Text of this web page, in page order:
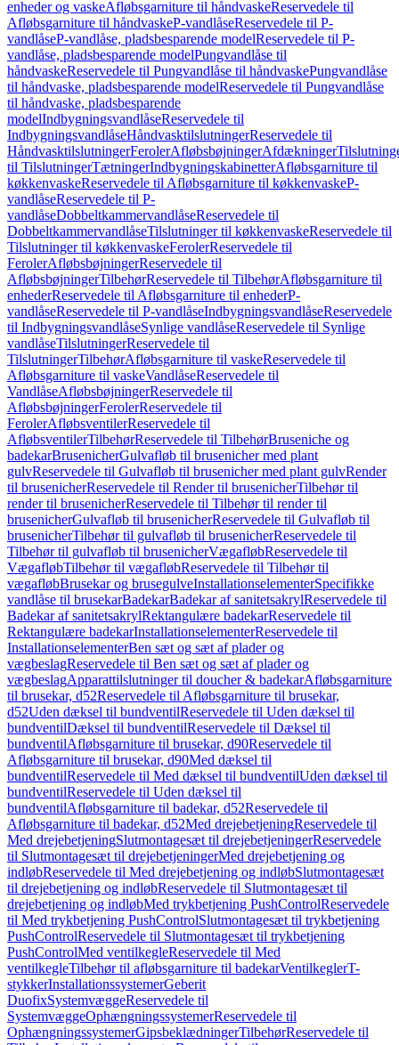
enheder og vaskeAfløbsgarniture til håndvaskeReservedele til
Afløbsgarniture til håndvaskeP-vandlåseReservedele til P-
vandlåseP-vandlåse, pladsbesparende modelReservedele til P-
vandlåse, pladsbesparende modelPungvandlåse til
håndvaskeReservedele til Pungvandlåse til håndvaskePungvandlåse
til håndvaske, pladsbesparende modelReservedele til Pungvandlåse
til håndvaske, pladsbesparende
modelIndbygningsvandlåseReservedele til
IndbygningsvandlåseHåndvasktilslutningerReservedele til
HåndvasktilslutningerFerolerAfløbsbøjningerAfdækninger
til TilslutningerTætningerIndbygningskabinetterAfløbsgarniture til
køkkenvaskeReservedele til Afløbsgarniture til køkkenvaskeP-
vandlåseReservedele til P-
vandlåseDobbeltkammervandlåseReservedele til
DobbeltkammervandlåseTilslutninger til køkkenvaskeReservedele til
Tilslutninger til køkkenvaskeFerolerReservedele til
FerolerAfløbsbøjningerReservedele til
AfløbsbøjningerTilbehørReservedele til TilbehørAfløbsgarniture til
enhederReservedele til Afløbsgarniture til enhederP-
vandlåseReservedele til P-vandlåseIndbygningsvandlåseReservedele
til IndbygningsvandlåseSynlige vandlåseReservedele til Synlige
vandlåseTilslutningerReservedele til
TilslutningerTilbehørAfløbsgarniture til vaskeReservedele til
Afløbsgarniture til vaskeVandlåseReservedele til
VandlåseAfløbsbøjningerReservedele til
AfløbsbøjningerFerolerReservedele til
FerolerAfløbsventilerReservedele til
AfløbsventilerTilbehørReservedele til TilbehørBruseniche og
badekarBrusenicherGulvafløb til brusenicher med plant
gulvReservedele til Gulvafløb til brusenicher med plant gulvRender
til brusenicherReservedele til Render til brusenicherTilbehør til
render til brusenicherReservedele til Tilbehør til render til
brusenicherGulvafløb til brusenicherReservedele til Gulvafløb til
brusenicherTilbehør til gulvafløb til brusenicherReservedele til
Tilbehør til gulvafløb til brusenicherVægafløbReservedele til
VægafløbTilbehør til vægafløbReservedele til Tilbehør til
vægafløbBrusekar og brusegulveInstallationselementerSpecifikke
vandlåse til brusekarBadekarBadekar af sanitetsakrylReservedele til
Badekar af sanitetsakrylRektangulære badekarReservedele til
Rektangulære badekarInstallationselementerReservedele til
InstallationselementerBen sæt og sæt af plader og
vægbeslagReservedele til Ben sæt og sæt af plader og
vægbeslagApparattilslutninger til doucher & badekarAfløbsgarniture
til brusekar, d52Reservedele til Afløbsgarniture til brusekar,
d52Uden dæksel til bundventilReservedele til Uden dæksel til
bundventilDæksel til bundventilReservedele til Dæksel til
bundventilAfløbsgarniture til brusekar, d90Reservedele til
Afløbsgarniture til brusekar, d90Med dæksel til
bundventilReservedele til Med dæksel til bundventilUden dæksel til
bundventilReservedele til Uden dæksel til
bundventilAfløbsgarniture til badekar, d52Reservedele til
Afløbsgarniture til badekar, d52Med drejebetjeningReservedele til
Med drejebetjeningSlutmontagesæt til drejebetjeningerReservedele
til Slutmontagesæt til drejebetjeningerMed drejebetjening og
indløbReservedele til Med drejebetjening og indløbSlutmontagesæt
til drejebetjening og indløbReservedele til Slutmontagesæt til
drejebetjening og indløbMed trykbetjening PushControlReservedele
til Med trykbetjening PushControlSlutmontagesæt til trykbetjening
PushControlReservedele til Slutmontagesæt til trykbetjening
PushControlMed ventilkegleReservedele til Med
ventilkegleTilbehør til afløbsgarniture til badekarVentilkeglerT-
stykkerInstallationssystemerGeberit
DuofixSystemvæggeReservedele til
SystemvæggeOphængningssystemerReservedele til
OphængningssystemerGipsbeklædningerTilbehørReservedele til